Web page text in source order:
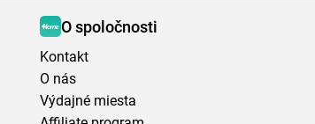
O spoločnosti
Kontakt
O nás
Výdajné miesta